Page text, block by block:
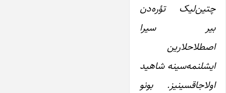
چتین‌لیک تؤره‌دن
بیر سیرا
اصطلاحلارین
ایشلنمه‌سینه شاهید
اولاجاقسینیز. بونو